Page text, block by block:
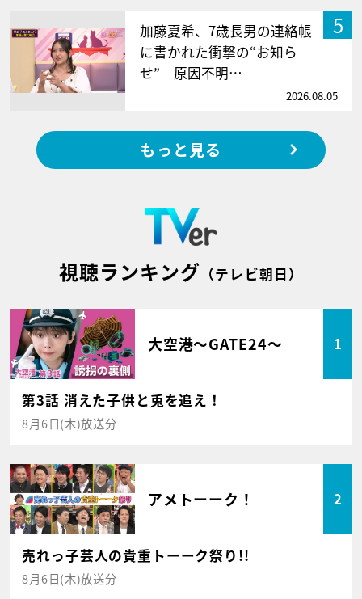
5
加藤夏希、7歳長男の連絡帳
に書かれた衝撃の“お知ら
せ” 原因不明…
2026.08.05
もっと見る
視聴ランキング （テレビ朝日）
大空港～GATE24～ 1
第3話 消えた子供と兎を追え！
8月6日(木)放送分
アメトーーク！ 2
売れっ子芸人の貴重トーーク祭り!!
8月6日(木)放送分